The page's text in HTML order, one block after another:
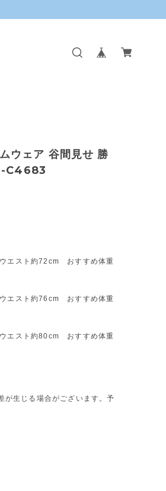
ウェア 谷間見せ 勝
C4683
エスト約72cm おすすめ体重
エスト約76cm おすすめ体重
エスト約80cm おすすめ体重
生じる場合がございます。予